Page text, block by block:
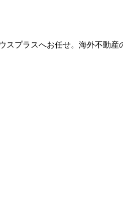
プラスへお任せ。海外不動